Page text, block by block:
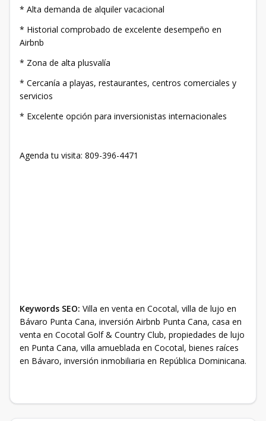
* Alta demanda de alquiler vacacional
* Historial comprobado de excelente desempeño en
Airbnb
* Zona de alta plusvalía
* Cercanía a playas, restaurantes, centros comerciales y
servicios
* Excelente opción para inversionistas internacionales
Agenda tu visita: 809-396-4471
Keywords SEO: Villa en venta en Cocotal, villa de lujo en
Bávaro Punta Cana, inversión Airbnb Punta Cana, casa en
venta en Cocotal Golf & Country Club, propiedades de lujo
en Punta Cana, villa amueblada en Cocotal, bienes raíces
en Bávaro, inversión inmobiliaria en República Dominicana.